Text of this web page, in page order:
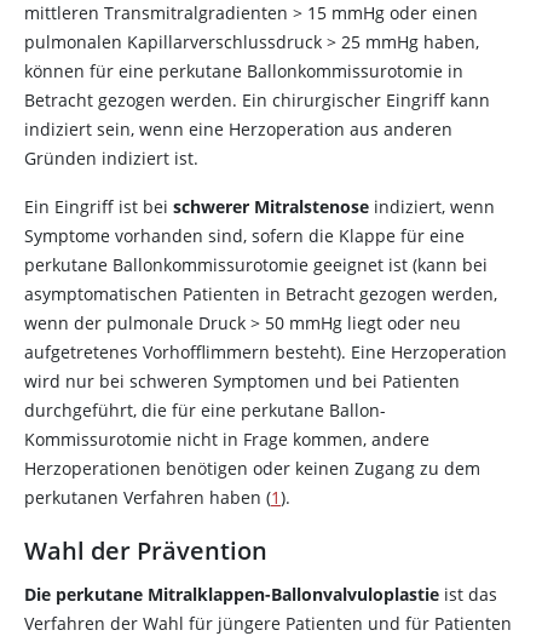
mittleren Transmitralgradienten > 15 mmHg oder einen
pulmonalen Kapillarverschlussdruck > 25 mmHg haben,
können für eine perkutane Ballonkommissurotomie in
Betracht gezogen werden. Ein chirurgischer Eingriff kann
indiziert sein, wenn eine Herzoperation aus anderen
Gründen indiziert ist.
Ein Eingriff ist bei schwerer Mitralstenose indiziert, wenn
Symptome vorhanden sind, sofern die Klappe für eine
perkutane Ballonkommissurotomie geeignet ist (kann bei
asymptomatischen Patienten in Betracht gezogen werden,
wenn der pulmonale Druck > 50 mmHg liegt oder neu
aufgetretenes Vorhofflimmern besteht). Eine Herzoperation
wird nur bei schweren Symptomen und bei Patienten
durchgeführt, die für eine perkutane Ballon-
Kommissurotomie nicht in Frage kommen, andere
Herzoperationen benötigen oder keinen Zugang zu dem
perkutanen Verfahren haben (1).
Wahl der Prävention
Die perkutane Mitralklappen-Ballonvalvuloplastie ist das
Verfahren der Wahl für jüngere Patienten und für Patienten